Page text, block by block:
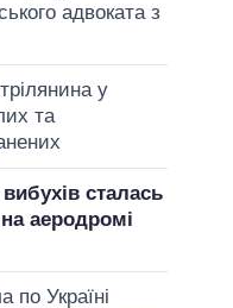
адвоката з
у
та
сталась
аеродромі
по Україні